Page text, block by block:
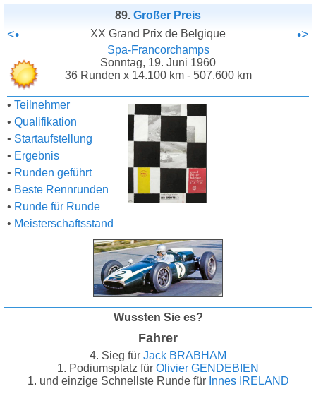
89. Großer Preis
<• XX Grand Prix de Belgique •>
Spa-Francorchamps
Sonntag, 19. Juni 1960
36 Runden x 14.100 km - 507.600 km
• Teilnehmer
• Qualifikation
• Startaufstellung
• Ergebnis
• Runden geführt
• Beste Rennrunden
• Runde für Runde
• Meisterschaftsstand
Wussten Sie es?
Fahrer
4. Sieg für Jack BRABHAM
1. Podiumsplatz für Olivier GENDEBIEN
1. und einzige Schnellste Runde für Innes IRELAND